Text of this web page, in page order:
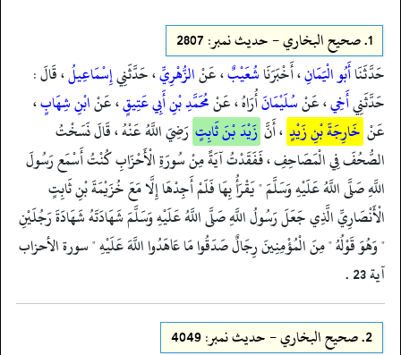
1. صحيح البخاري - حدیث نمبر: 2807
حَدَّثَنَاأَبُو الْيَمَانِ، أَخْبَرَنَاشُعَيْبٌ، عَنْالزُّهْرِيِّ، حَدَّثَنِيإِسْمَاعِيلُ، قَالَ :
حَدَّثَنِيأَخِي، عَنْسُلَيْمَانَأُرَاهُ ، عَنْمُحَمَّدِ بْنِ أَبِي عَتِيقٍ، عَنْابْنِ شِهَابٍ،
عَنْ خَارِجَةَ بْنِ زَيْدٍ ، أَنَّ زَيْدَ بْنَ ثَابِتٍ رَضِيَ اللَّهُ عَنْهُ ، قَالَ نَسَخْتُ
الصُّحُفَ فِي الْمَصَاحِفِ ، فَفَقَدْتُ آيَةً مِنْ سُورَةِ الْأَحْزَابِ كُنْتُ أَسْمَع رَسُولَ
اللَّهِ صَلَّى اللَّهُ عَلَيْهِ وَسَلَّمَ " يَقْرَأُ بِهَا فَلَمْ أَجِدْهَا إِلَّا مَعَ خُزَيْمَةَ بْنِ ثَابِتٍ
الْأَنْصَارِيِّ الَّذِي جَعَلَ رَسُولُ اللَّهِ صَلَّى اللَّهُ عَلَيْهِ وَسَلَّمَ شَهَادَتَهُ شَهَادَةَ رَجُلَيْنِ
" وَهُوَ قَوْلُهُ " مِنَ الْمُؤْمِنِينَ رِجَالٌ صَدَقُوا مَا عَاهَدُوا اللَّهَ عَلَيْهِ " سورة الأحزاب
آية 23 .
2. صحيح البخاري - حدیث نمبر: 4049